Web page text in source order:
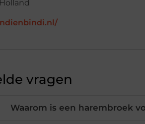
vragen
Waarom is een harembroek